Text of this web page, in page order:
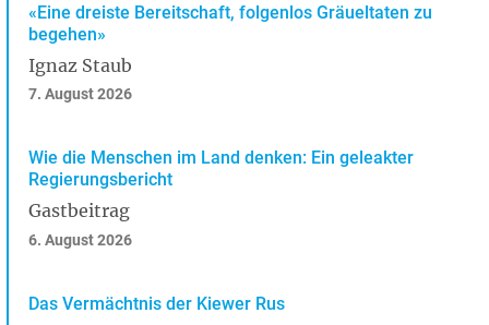
«Eine dreiste Bereitschaft, folgenlos Gräueltaten zu
begehen»
Ignaz Staub
7. August 2026
Wie die Menschen im Land denken: Ein geleakter
Regierungsbericht
Gastbeitrag
6. August 2026
Das Vermächtnis der Kiewer Rus